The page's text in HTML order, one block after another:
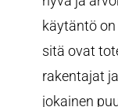
käytäntö
sitä ovat
rakentajat
jokainen